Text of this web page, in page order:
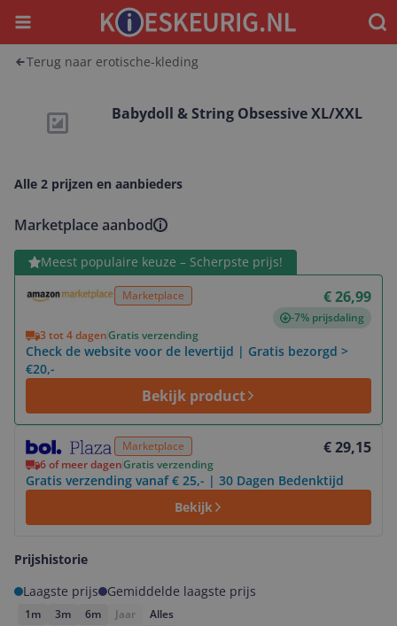
Menu
Terug naar erotische-kleding
Babydoll & String Obsessive XL/XXL
Alle 2 prijzen en aanbieders
Marketplace aanbod
Meest populaire keuze – Scherpste prijs!
Marketplace € 26,99
-7% prijsdaling
3 tot 4 dagenGratis verzending
Check de website voor de levertijd | Gratis bezorgd >
€20,-
Bekijk product
Bekijk product
Marketplace € 29,15
6 of meer dagenGratis verzending
Gratis verzending vanaf € 25,- | 30 Dagen Bedenktijd
Bekijk
Prijshistorie
Laagste prijs
Gemiddelde laagste prijs
1m 3m 6m Jaar Alles